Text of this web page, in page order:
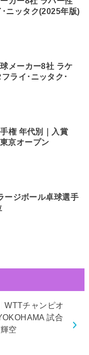
ニッタク(2025年版)
メーカー8社 ラケ
ライ･ニッタク･
権 年代別｜入賞
京オープン
ージボール卓球選手
WTTチャンピオ
試合
空